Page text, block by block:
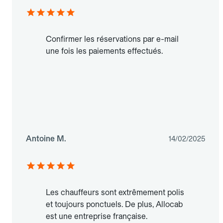
Confirmer les réservations par e-mail
une fois les paiements effectués.
Antoine M. 14/02/2025
Les chauffeurs sont extrêmement polis
et toujours ponctuels. De plus, Allocab
est une entreprise française.